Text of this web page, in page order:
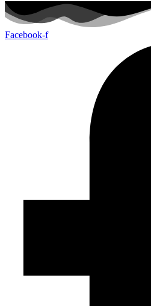
Facebook-f